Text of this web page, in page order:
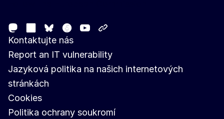
MastodonLinkedIn
Bluesky
Facebook
Youtube
Kontaktujte nás
Report an IT vulnerability
Jazyková politika na našich internetových
stránkách
Cookies
Politika ochrany soukromí